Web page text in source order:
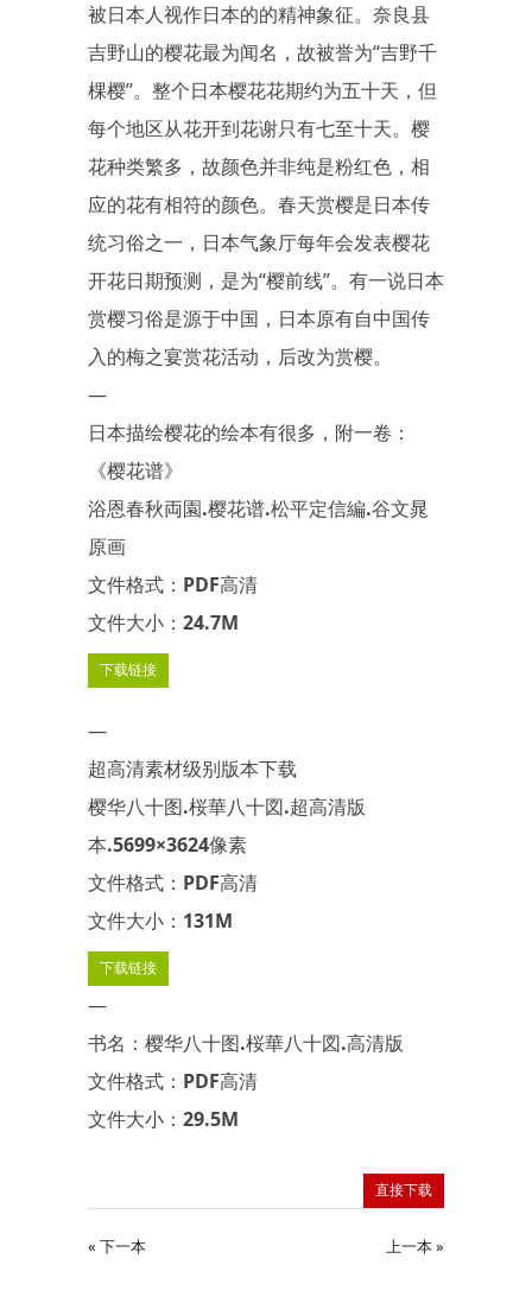
被日本人视作日本的的精神象征。奈良县
吉野山的樱花最为闻名，故被誉为“吉野千
棵樱”。整个日本樱花花期约为五十天，但
每个地区从花开到花谢只有七至十天。樱
花种类繁多，故颜色并非纯是粉红色，相
应的花有相符的颜色。春天赏樱是日本传
统习俗之一，日本气象厅每年会发表樱花
开花日期预测，是为“樱前线”。有一说日本
赏樱习俗是源于中国，日本原有自中国传
入的梅之宴赏花活动，后改为赏樱。
—
日本描绘樱花的绘本有很多，附一卷：
《樱花谱》
浴恩春秋両園.樱花谱.松平定信編.谷文晁
原画
文件格式：PDF高清
文件大小：24.7M
下载链接
—
超高清素材级别版本下载
樱华八十图.桜華八十図.超高清版
本.5699×3624像素
文件格式：PDF高清
文件大小：131M
下载链接
—
书名：樱华八十图.桜華八十図.高清版
文件格式：PDF高清
文件大小：29.5M
直接下载
« 下一本 上一本 »